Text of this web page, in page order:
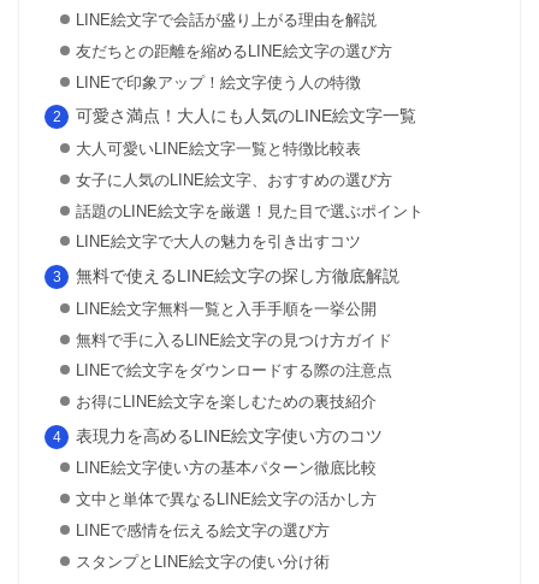
LINE絵文字で会話が盛り上がる理由を解説
友だちとの距離を縮めるLINE絵文字の選び方
LINEで印象アップ！絵文字使う人の特徴
可愛さ満点！大人にも人気のLINE絵文字一覧
大人可愛いLINE絵文字一覧と特徴比較表
女子に人気のLINE絵文字、おすすめの選び方
話題のLINE絵文字を厳選！見た目で選ぶポイント
LINE絵文字で大人の魅力を引き出すコツ
無料で使えるLINE絵文字の探し方徹底解説
LINE絵文字無料一覧と入手手順を一挙公開
無料で手に入るLINE絵文字の見つけ方ガイド
LINEで絵文字をダウンロードする際の注意点
お得にLINE絵文字を楽しむための裏技紹介
表現力を高めるLINE絵文字使い方のコツ
LINE絵文字使い方の基本パターン徹底比較
文中と単体で異なるLINE絵文字の活かし方
LINEで感情を伝える絵文字の選び方
スタンプとLINE絵文字の使い分け術